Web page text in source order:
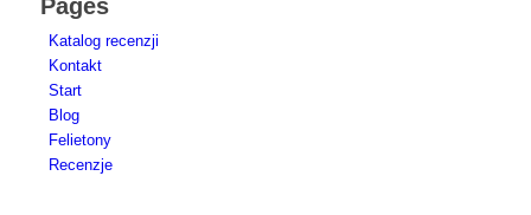
Pages
Katalog recenzji
Kontakt
Start
Blog
Felietony
Recenzje